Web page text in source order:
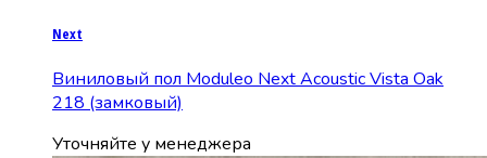
Next
Виниловый пол Moduleo Next Acoustic Vista Oak
218 (замковый)
Уточняйте у менеджера